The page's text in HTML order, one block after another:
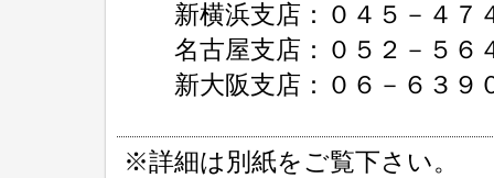
新横浜支店：０４５－４７
名古屋支店：０５２－５６
新大阪支店：０６－６３９
※詳細は別紙をご覧下さい。